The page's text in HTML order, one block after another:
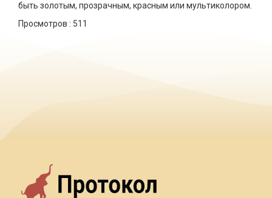
быть золотым, прозрачным, красным или мультиколором.
Просмотров : 511